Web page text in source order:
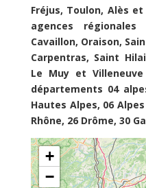
Fréjus, Toulon, Alès
agences régionales
Cavaillon, Oraison,
Carpentras, Saint
Le Muy et
départements 04
Hautes Alpes, 06
Rhône, 26 Drôme, 30
+
−